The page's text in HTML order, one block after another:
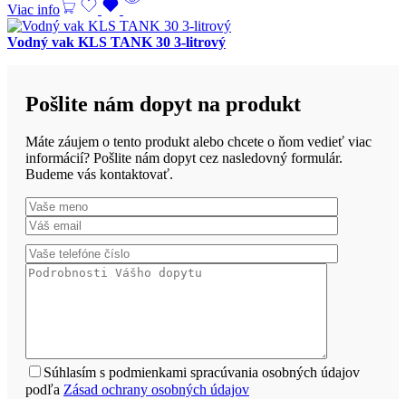
Viac info
Vodný vak KLS TANK 30 3-litrový
Pošlite nám dopyt na produkt
Máte záujem o tento produkt alebo chcete o ňom vedieť viac
informácií? Pošlite nám dopyt cez nasledovný formulár.
Budeme vás kontaktovať.
Súhlasím s podmienkami spracúvania osobných údajov
podľa Zásad ochrany osobných údajov